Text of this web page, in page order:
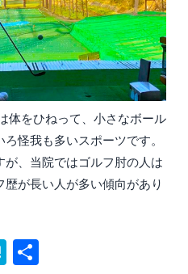
体をひねって、小さなボール
怪我も多いスポーツです。
、当院ではゴルフ肘の人は
が長い人が多い傾向があり
H